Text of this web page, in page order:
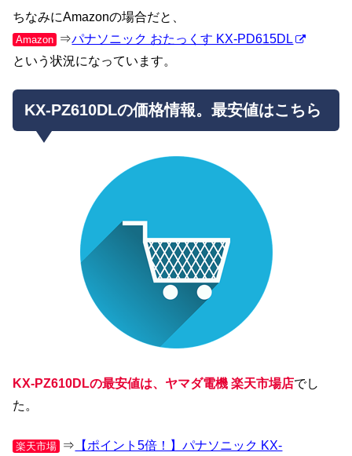
ちなみにAmazonの場合だと、
Amazon ⇒パナソニック おたっくす KX-PD615DL
という状況になっています。
KX-PZ610DLの価格情報。最安値はこちら
KX-PZ610DLの最安値は、ヤマダ電機 楽天市場店でし
た。
楽天市場 ⇒ 【ポイント5倍！】パナソニック KX-